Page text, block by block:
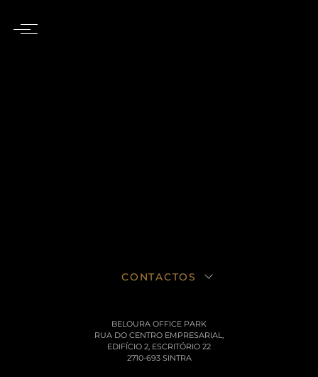
CONTACTOS
BELOURA OFFICE PARK
RUA DO CENTRO EMPRESARIAL,
EDIFÍCIO 2, ESCRITÓRIO 22
2710-693 SINTRA